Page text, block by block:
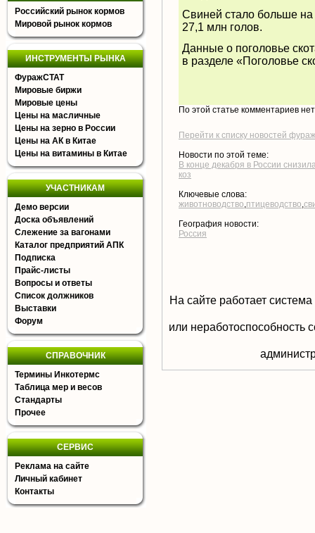
Российский рынок кормов
Мировой рынок кормов
ИНСТРУМЕНТЫ РЫНКА
ФуражСТАТ
Мировые биржи
Мировые цены
Цены на масличные
Цены на зерно в России
Цены на АК в Китае
Цены на витамины в Китае
УЧАСТНИКАМ
Демо версии
Доска объявлений
Слежение за вагонами
Каталог предприятий АПК
Подписка
Прайс-листы
Вопросы и ответы
Список должников
Выставки
Форум
СПРАВОЧНИК
Термины Инкотермс
Таблица мер и весов
Стандарты
Прочее
СЕРВИС
Реклама на сайте
Личный кабинет
Контакты
Свиней стало больше
27,1 млн голов.
Данные о поголовье
в разделе «Поголовье
По этой статье комментариев
Перейти к списку новостей
Новости по этой теме:
В конце декабря в России
коз
Ключевые слова:
животноводство,птицеводство,
География новости:
Россия
На сайте работает
или неработоспособность